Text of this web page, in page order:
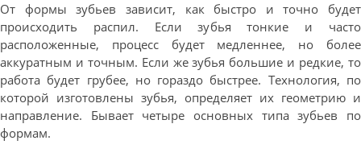
От формы зубьев зависит, как быстро и точно будет
происходить распил. Если зубья тонкие и часто
расположенные, процесс будет медленнее, но более
аккуратным и точным. Если же зубья большие и редкие, то
работа будет грубее, но гораздо быстрее. Технология, по
которой изготовлены зубья, определяет их геометрию и
направление. Бывает четыре основных типа зубьев по
формам.